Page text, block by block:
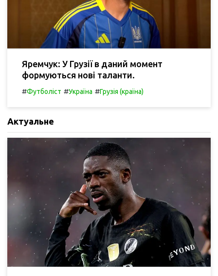
Яремчук: У Грузії в даний момент
формуються нові таланти.
#Футболіст #Україна #Грузія (країна)
Актуальне